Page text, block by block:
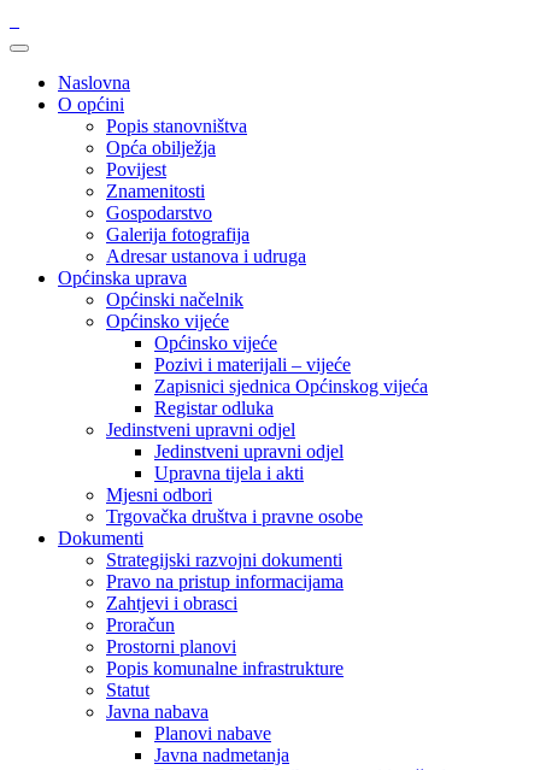
Naslovna
O općini
Popis stanovništva
Opća obilježja
Povijest
Znamenitosti
Gospodarstvo
Galerija fotografija
Adresar ustanova i udruga
Općinska uprava
Općinski načelnik
Općinsko vijeće
Općinsko vijeće
Pozivi i materijali – vijeće
Zapisnici sjednica Općinskog vijeća
Registar odluka
Jedinstveni upravni odjel
Jedinstveni upravni odjel
Upravna tijela i akti
Mjesni odbori
Trgovačka društva i pravne osobe
Dokumenti
Strategijski razvojni dokumenti
Pravo na pristup informacijama
Zahtjevi i obrasci
Proračun
Prostorni planovi
Popis komunalne infrastrukture
Statut
Javna nabava
Planovi nabave
Javna nadmetanja